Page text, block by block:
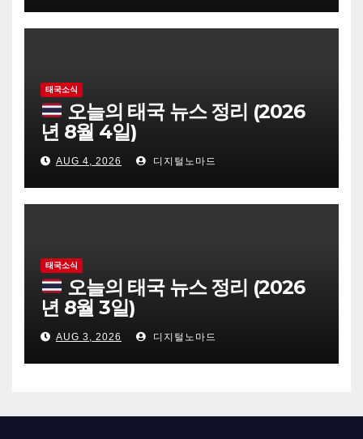
태국소식
오늘의 태국 뉴스 정리 (2026
년 8월 4일)
AUG 4, 2026 디지털노마드
태국소식
오늘의 태국 뉴스 정리 (2026
년 8월 3일)
AUG 3, 2026 디지털노마드